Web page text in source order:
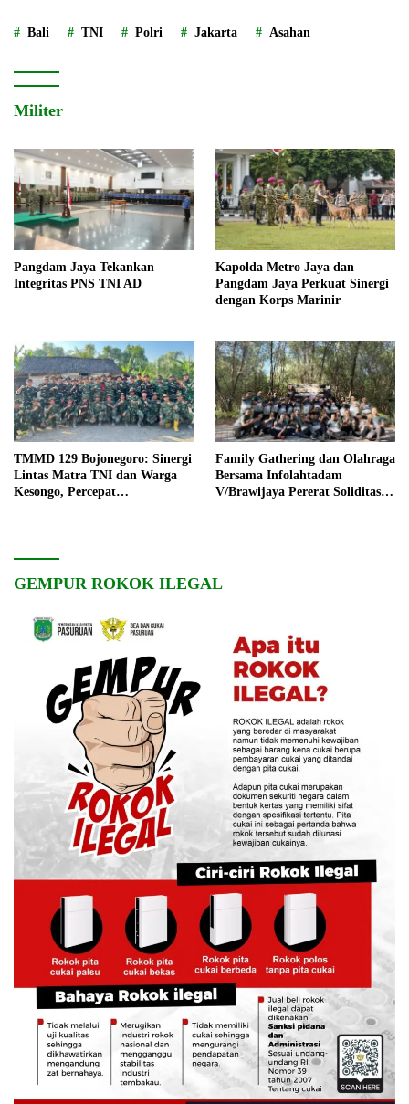
Bali TNI Polri Jakarta Asahan
Militer
Pangdam Jaya Tekankan
Integritas PNS TNI AD
Kapolda Metro Jaya dan
Pangdam Jaya Perkuat Sinergi
dengan Korps Marinir
TMMD 129 Bojonegoro: Sinergi
Lintas Matra TNI dan Warga
Kesongo, Percepat
Family Gathering dan Olahraga
Bersama Infolahtadam
V/Brawijaya Pererat Soliditas
GEMPUR ROKOK ILEGAL